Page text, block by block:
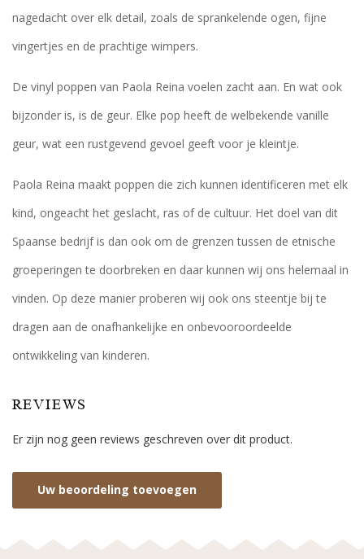
nagedacht over elk detail, zoals de sprankelende ogen, fijne
vingertjes en de prachtige wimpers.
De vinyl poppen van Paola Reina voelen zacht aan. En wat ook
bijzonder is, is de geur. Elke pop heeft de welbekende vanille
geur, wat een rustgevend gevoel geeft voor je kleintje.
Paola Reina maakt poppen die zich kunnen identificeren met elk
kind, ongeacht het geslacht, ras of de cultuur. Het doel van dit
Spaanse bedrijf is dan ook om de grenzen tussen de etnische
groeperingen te doorbreken en daar kunnen wij ons helemaal in
vinden. Op deze manier proberen wij ook ons steentje bij te
dragen aan de onafhankelijke en onbevooroordeelde
ontwikkeling van kinderen.
REVIEWS
Er zijn nog geen reviews geschreven over dit product.
Uw beoordeling toevoegen